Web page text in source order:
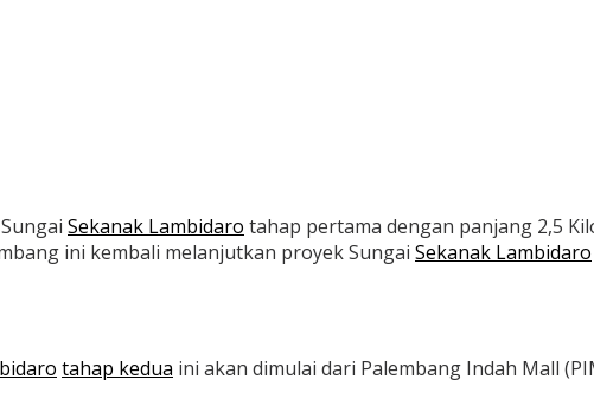
Sekanak Lambidaro tahap pertama dengan panjang 2,5
ini kembali melanjutkan proyek Sungai Sekanak Lambidaro
tahap kedua ini akan dimulai dari Palembang Indah Mall